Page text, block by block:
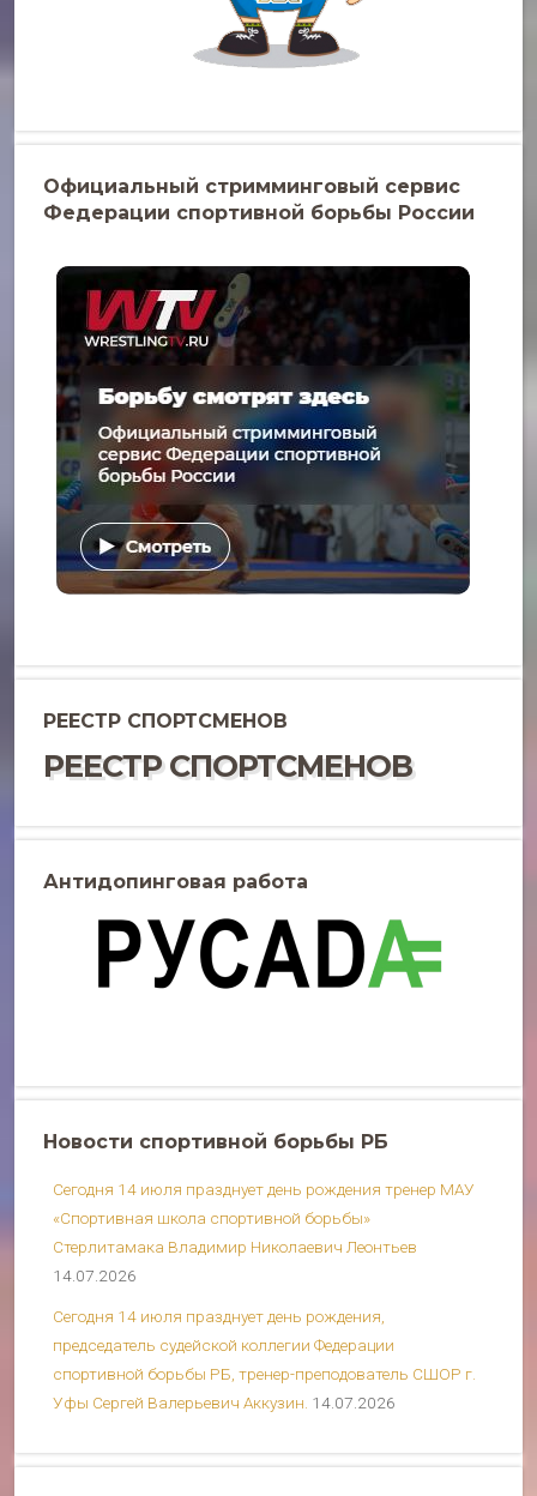
Официальный стримминговый сервис
Федерации спортивной борьбы России
РЕЕСТР СПОРТСМЕНОВ
РЕЕСТР СПОРТСМЕНОВ
Антидопинговая работа
Новости спортивной борьбы РБ
Сегодня 14 июля празднует день рождения тренер МАУ
«Спортивная школа спортивной борьбы»
Стерлитамака Владимир Николаевич Леонтьев
14.07.2026
Сегодня 14 июля празднует день рождения,
председатель судейской коллегии Федерации
спортивной борьбы РБ, тренер-преподователь СШОР г.
Уфы Сергей Валерьевич Аккузин. 14.07.2026